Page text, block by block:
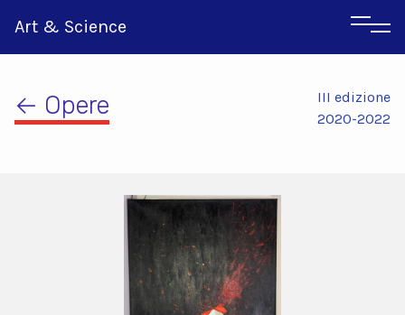
Art & Science
Inglese
Greco
← Opere
III edizione
2020-2022